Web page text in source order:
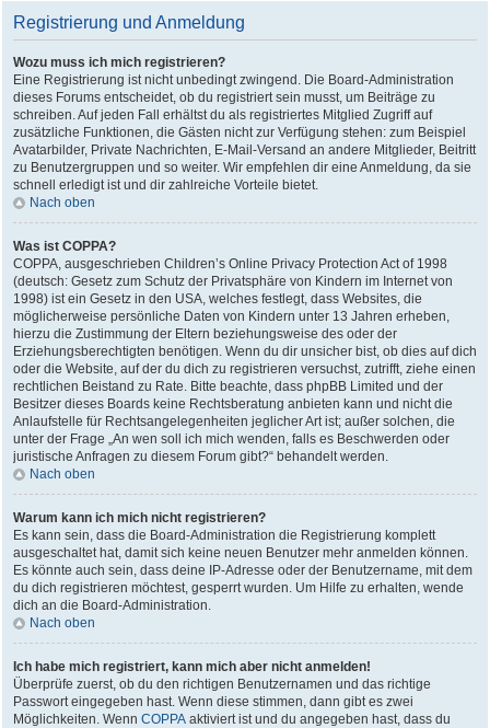
Registrierung und Anmeldung
Wozu muss ich mich registrieren?
Eine Registrierung ist nicht unbedingt zwingend. Die Board-Administration
dieses Forums entscheidet, ob du registriert sein musst, um Beiträge zu
schreiben. Auf jeden Fall erhältst du als registriertes Mitglied Zugriff auf
zusätzliche Funktionen, die Gästen nicht zur Verfügung stehen: zum Beispiel
Avatarbilder, Private Nachrichten, E-Mail-Versand an andere Mitglieder, Beitritt
zu Benutzergruppen und so weiter. Wir empfehlen dir eine Anmeldung, da sie
schnell erledigt ist und dir zahlreiche Vorteile bietet.
Nach oben
Was ist COPPA?
COPPA, ausgeschrieben Children’s Online Privacy Protection Act of 1998
(deutsch: Gesetz zum Schutz der Privatsphäre von Kindern im Internet von
1998) ist ein Gesetz in den USA, welches festlegt, dass Websites, die
möglicherweise persönliche Daten von Kindern unter 13 Jahren erheben,
hierzu die Zustimmung der Eltern beziehungsweise des oder der
Erziehungsberechtigten benötigen. Wenn du dir unsicher bist, ob dies auf dich
oder die Website, auf der du dich zu registrieren versuchst, zutrifft, ziehe einen
rechtlichen Beistand zu Rate. Bitte beachte, dass phpBB Limited und der
Besitzer dieses Boards keine Rechtsberatung anbieten kann und nicht die
Anlaufstelle für Rechtsangelegenheiten jeglicher Art ist; außer solchen, die
unter der Frage „An wen soll ich mich wenden, falls es Beschwerden oder
juristische Anfragen zu diesem Forum gibt?“ behandelt werden.
Nach oben
Warum kann ich mich nicht registrieren?
Es kann sein, dass die Board-Administration die Registrierung komplett
ausgeschaltet hat, damit sich keine neuen Benutzer mehr anmelden können.
Es könnte auch sein, dass deine IP-Adresse oder der Benutzername, mit dem
du dich registrieren möchtest, gesperrt wurden. Um Hilfe zu erhalten, wende
dich an die Board-Administration.
Nach oben
Ich habe mich registriert, kann mich aber nicht anmelden!
Überprüfe zuerst, ob du den richtigen Benutzernamen und das richtige
Passwort eingegeben hast. Wenn diese stimmen, dann gibt es zwei
Möglichkeiten. Wenn COPPA aktiviert ist und du angegeben hast, dass du